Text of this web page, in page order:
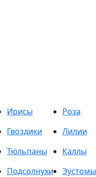
Ирисы
Роза
Гвоздики
Лилии
Тюльпаны
Каллы
Подсолнухи
Эустомы